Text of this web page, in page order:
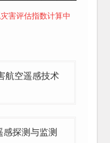
害评估指数计算中
航空遥感技术
感探测与监测